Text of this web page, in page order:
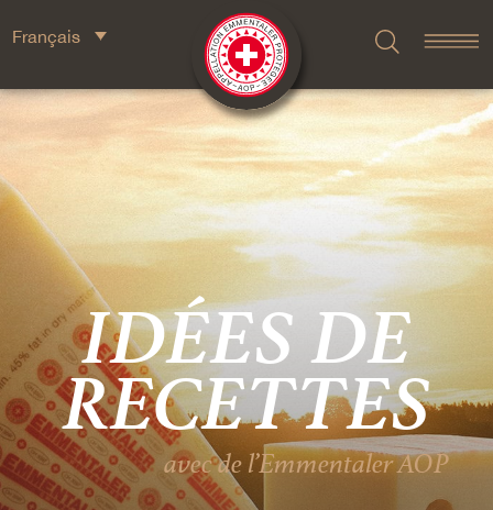
Français
IDÉES DE
RECETTES
avec de l’Emmentaler AOP